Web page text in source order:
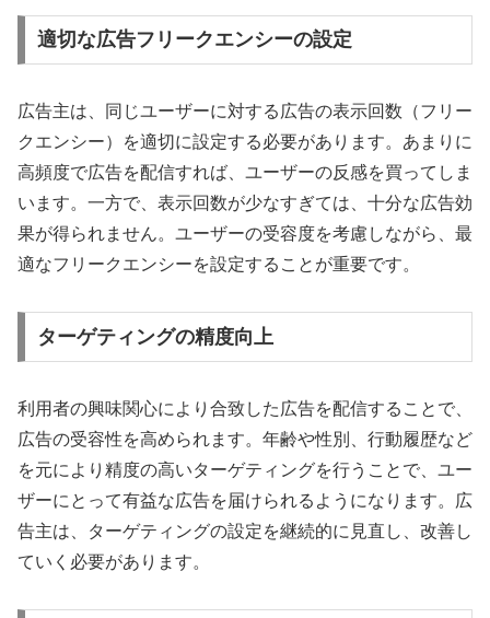
適切な広告フリークエンシーの設定
広告主は、同じユーザーに対する広告の表示回数（フリー
クエンシー）を適切に設定する必要があります。あまりに
高頻度で広告を配信すれば、ユーザーの反感を買ってしま
います。一方で、表示回数が少なすぎては、十分な広告効
果が得られません。ユーザーの受容度を考慮しながら、最
適なフリークエンシーを設定することが重要です。
ターゲティングの精度向上
利用者の興味関心により合致した広告を配信することで、
広告の受容性を高められます。年齢や性別、行動履歴など
を元により精度の高いターゲティングを行うことで、ユー
ザーにとって有益な広告を届けられるようになります。広
告主は、ターゲティングの設定を継続的に見直し、改善し
ていく必要があります。